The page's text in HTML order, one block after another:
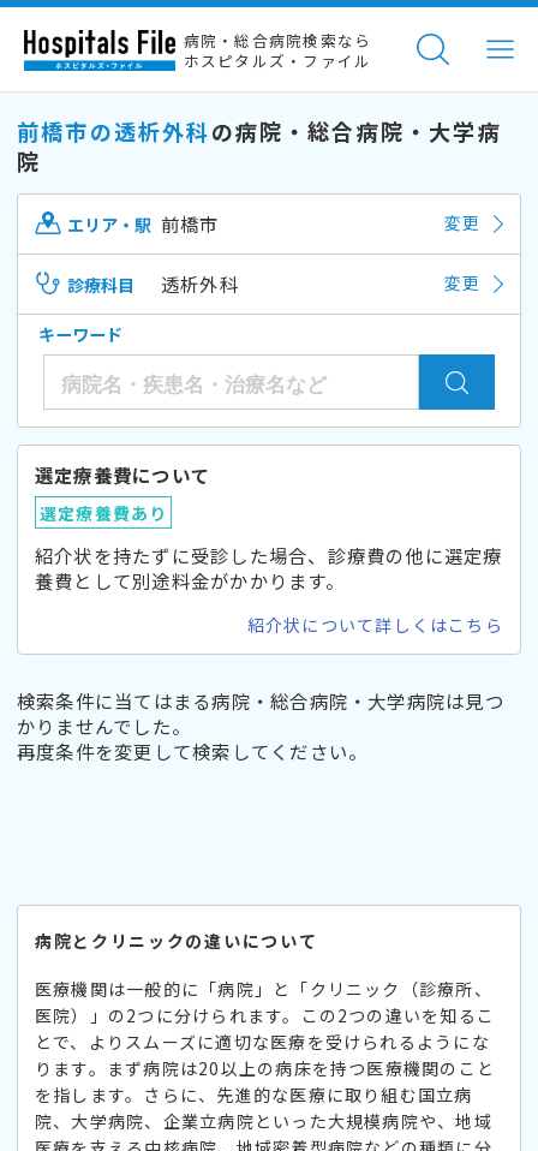
病院・総合病院検索なら
ホスピタルズ・ファイル
前橋市の透析外科の病院・総合病院・大学病
院
エリア・駅 前橋市 変更
診療科目 透析外科 変更
キーワード
選定療養費について
選定療養費あり
紹介状を持たずに受診した場合、診療費の他に選定療
養費として別途料金がかかります。
紹介状について詳しくはこちら
検索条件に当てはまる病院・総合病院・大学病院は見つ
かりませんでした。
再度条件を変更して検索してください。
病院とクリニックの違いについて
医療機関は一般的に「病院」と「クリニック（診療所、
医院）」の2つに分けられます。この2つの違いを知るこ
とで、よりスムーズに適切な医療を受けられるようにな
ります。まず病院は20以上の病床を持つ医療機関のこと
を指します。さらに、先進的な医療に取り組む国立病
院、大学病院、企業立病院といった大規模病院や、地域